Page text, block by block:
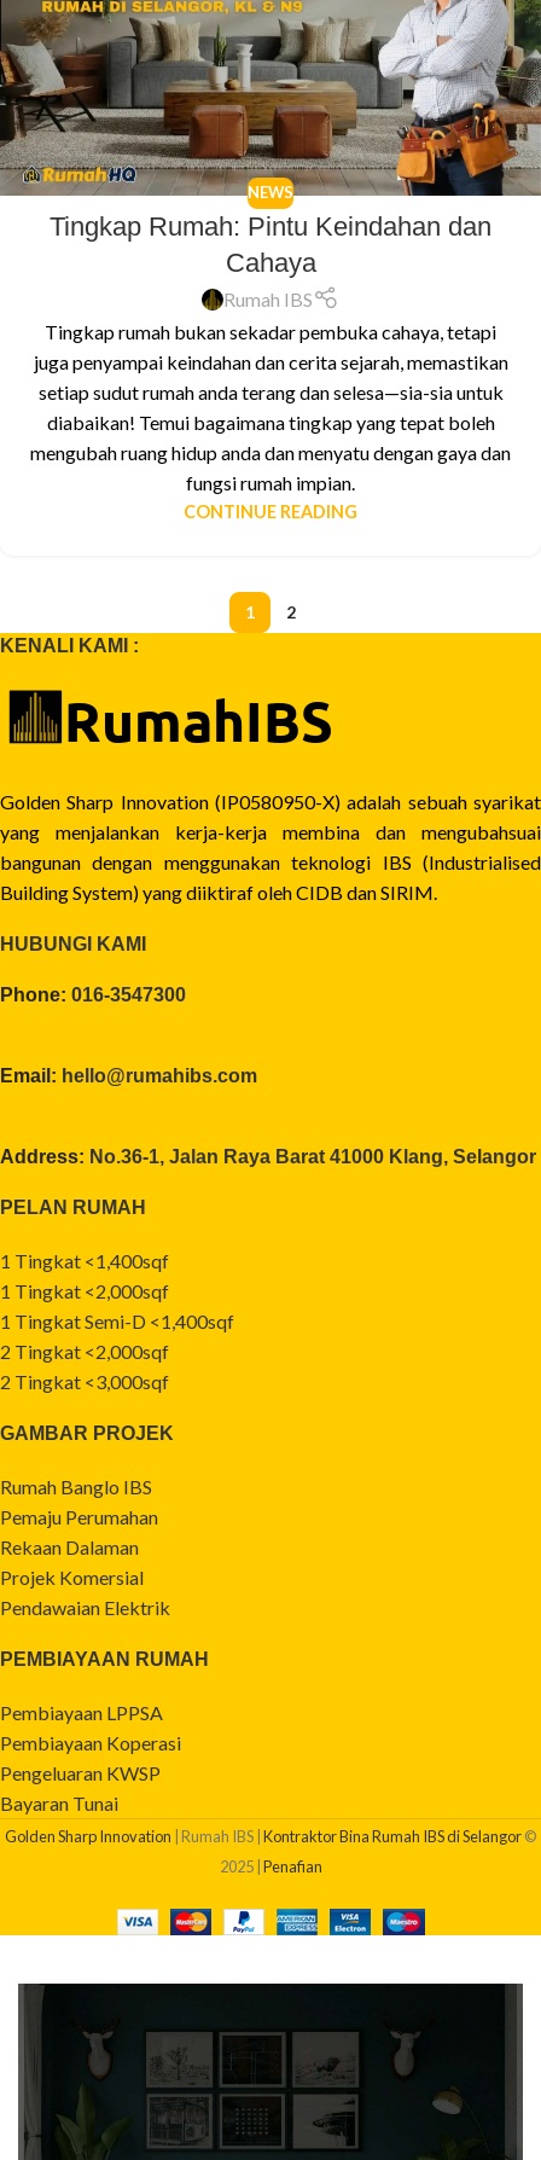
NEWS
Tingkap Rumah: Pintu Keindahan dan
Cahaya
Rumah IBS
Tingkap rumah bukan sekadar pembuka cahaya, tetapi
juga penyampai keindahan dan cerita sejarah, memastikan
setiap sudut rumah anda terang dan selesa—sia-sia untuk
diabaikan! Temui bagaimana tingkap yang tepat boleh
mengubah ruang hidup anda dan menyatu dengan gaya dan
fungsi rumah impian.
CONTINUE READING
1
2
KENALI KAMI :
Golden Sharp Innovation (IP0580950-X) adalah sebuah syarikat
yang menjalankan kerja-kerja membina dan mengubahsuai
bangunan dengan menggunakan teknologi IBS (Industrialised
Building System) yang diiktiraf oleh CIDB dan SIRIM.
HUBUNGI KAMI
Phone: 016-3547300
Email: hello@rumahibs.com
Address: No.36-1, Jalan Raya Barat 41000 Klang, Selangor
PELAN RUMAH
1 Tingkat <1,400sqf
1 Tingkat <2,000sqf
1 Tingkat Semi-D <1,400sqf
2 Tingkat <2,000sqf
2 Tingkat <3,000sqf
GAMBAR PROJEK
Rumah Banglo IBS
Pemaju Perumahan
Rekaan Dalaman
Projek Komersial
Pendawaian Elektrik
PEMBIAYAAN RUMAH
Pembiayaan LPPSA
Pembiayaan Koperasi
Pengeluaran KWSP
Bayaran Tunai
Golden Sharp Innovation | Rumah IBS | Kontraktor Bina Rumah IBS di Selangor©
2025 | Penafian
BERAPAKAH KOS BINA RUMAH SAYA?
Dapatkan quotation pembinaan rumah anda sekarang!